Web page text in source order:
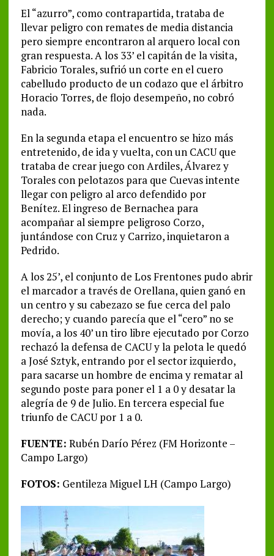
El “azurro”, como contrapartida, trataba de
llevar peligro con remates de media distancia
pero siempre encontraron al arquero local con
gran respuesta. A los 33’ el capitán de la visita,
Fabricio Torales, sufrió un corte en el cuero
cabelludo producto de un codazo que el árbitro
Horacio Torres, de flojo desempeño, no cobró
nada.
En la segunda etapa el encuentro se hizo más
entretenido, de ida y vuelta, con un CACU que
trataba de crear juego con Ardiles, Álvarez y
Torales con pelotazos para que Cuevas intente
llegar con peligro al arco defendido por
Benítez. El ingreso de Bernachea para
acompañar al siempre peligroso Corzo,
juntándose con Cruz y Carrizo, inquietaron a
Pedrido.
A los 25’, el conjunto de Los Frentones pudo abrir
el marcador a través de Orellana, quien ganó en
un centro y su cabezazo se fue cerca del palo
derecho; y cuando parecía que el “cero” no se
movía, a los 40’ un tiro libre ejecutado por Corzo
rechazó la defensa de CACU y la pelota le quedó
a José Sztyk, entrando por el sector izquierdo,
para sacarse un hombre de encima y rematar al
segundo poste para poner el 1 a 0 y desatar la
alegría de 9 de Julio. En tercera especial fue
triunfo de CACU por 1 a 0.
FUENTE: Rubén Darío Pérez (FM Horizonte –
Campo Largo)
FOTOS: Gentileza Miguel LH (Campo Largo)